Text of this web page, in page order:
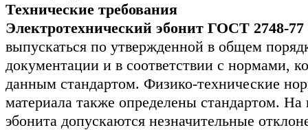
Технические требования
Электротехнический эбонит ГОСТ 2748-77
выпускаться по утвержденной в общем
документации и в соответствии с нормами,
данным стандартом. Физико-технические
материала также определены стандартом. На
эбонита допускаются незначительные